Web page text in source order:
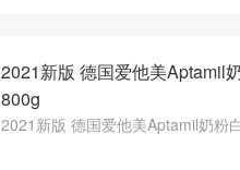
2021新版 德国爱他美Aptamil
800g
2021新版 德国爱他美Aptamil奶粉